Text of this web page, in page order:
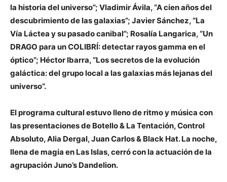
la historia del universo”; Vladimir Ávila, “A cien años del
descubrimiento de las galaxias”; Javier Sánchez, “La
Vía Láctea y su pasado canibal”; Rosalía Langarica, “Un
DRAGO para un COLIBRÍ: detectar rayos gamma en el
óptico”; Héctor Ibarra, “Los secretos de la evolución
galáctica: del grupo local a las galaxias más lejanas del
universo”.
El programa cultural estuvo lleno de ritmo y música con
las presentaciones de Botello & La Tentación, Control
Absoluto, Alia Dergal, Juan Carlos & Black Hat. La noche,
llena de magia en Las Islas, cerró con la actuación de la
agrupación Juno’s Dandelion.